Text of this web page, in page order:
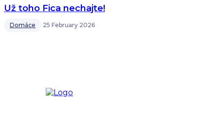
Už toho Fica nechajte!
Domáce 25 February 2026